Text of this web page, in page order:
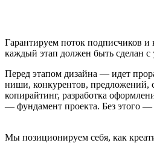
Гарантируем поток подписчиков и
каждый этап должен быть сделан
Перед этапом дизайна — идет
ниши, конкурентов, предложений,
копирайтинг, разработка
— фундамент проекта. Без этого —
Мы позиционируем себя, как